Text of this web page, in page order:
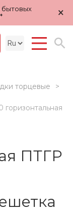
бытовых
×
торцевые
ПТГР